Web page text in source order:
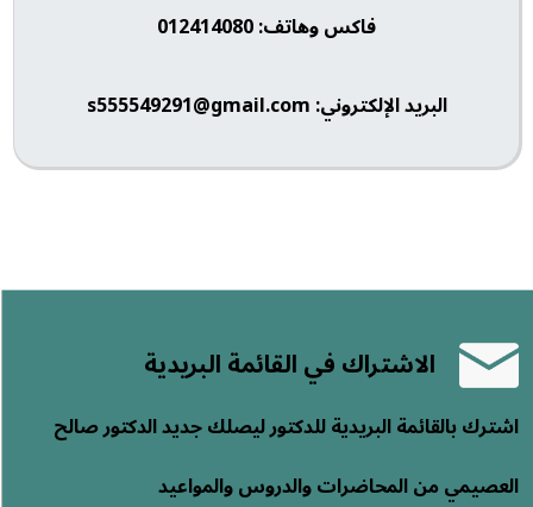
فاكس وهاتف: 012414080
البريد الإلكتروني: s555549291@gmail.com
الاشتراك في القائمة البريدية
اشترك بالقائمة البريدية للدكتور ليصلك جديد الدكتور صالح
العصيمي من المحاضرات والدروس والمواعيد